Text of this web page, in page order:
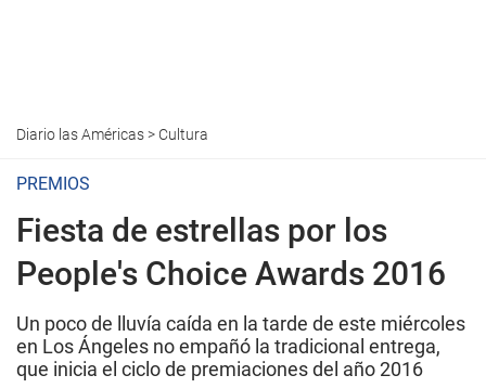
Diario las Américas> Cultura
PREMIOS
Fiesta de estrellas por los
People's Choice Awards 2016
Un poco de lluvía caída en la tarde de este miércoles
en Los Ángeles no empañó la tradicional entrega,
que inicia el ciclo de premiaciones del año 2016